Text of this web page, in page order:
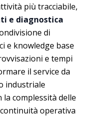
più tracciabile,
e diagnostica
di
e knowledge base
e tempi
il service da
industriale
la complessità delle
operativa